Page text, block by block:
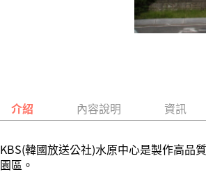
介紹 內容說明 資訊
KBS(韓國放送公社)水原中心是製作高品
園區。